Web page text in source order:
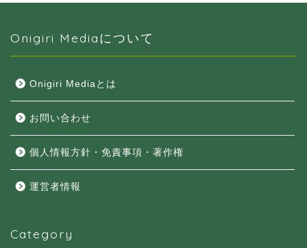
Onigiri Mediaについて
Onigiri Mediaとは
お問い合わせ
個人情報方針・免責事項・著作権
運営者情報
Category